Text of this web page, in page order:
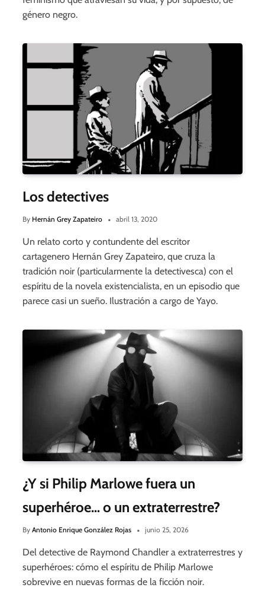
género negro.
Los detectives
By Hernán Grey Zapateiro abril 13, 2020
Un relato corto y contundente del escritor
cartagenero Hernán Grey Zapateiro, que cruza la
tradición noir (particularmente la detectivesca) con el
espíritu de la novela existencialista, en un episodio que
parece casi un sueño. Ilustración a cargo de Yayo.
¿Y si Philip Marlowe fuera un
superhéroe… o un extraterrestre?
By Antonio Enrique González Rojas junio 25, 2026
Del detective de Raymond Chandler a extraterrestres y
superhéroes: cómo el espíritu de Philip Marlowe
sobrevive en nuevas formas de la ficción noir.